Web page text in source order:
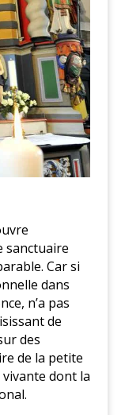
sanctuaire
Car si
dans
n’a pas
de
des
de la petite
vivante dont la